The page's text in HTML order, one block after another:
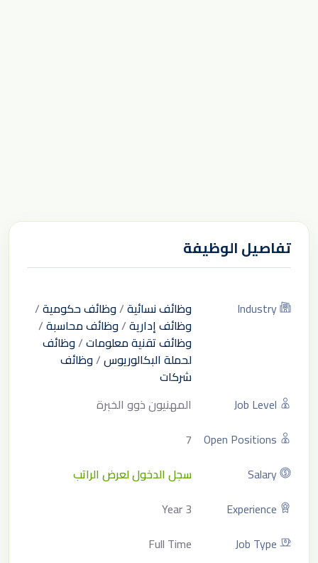
تفاصيل الوظيفة
Industry وظائف نسائية/وظائف حكومية/
وظائف إدارية/وظائف محاسبة/
وظائف تقنية معلومات/وظائف
لحملة البكالوريوس/وظائف
شركات
Job Level
المهنيون ذوو الخبرة
Open Positions
7
Salary
سجل الدخول لعرض الراتب
Experience
3 Year
Job Type
Full Time